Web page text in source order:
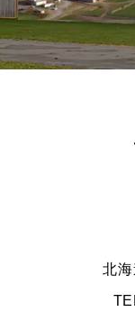
北